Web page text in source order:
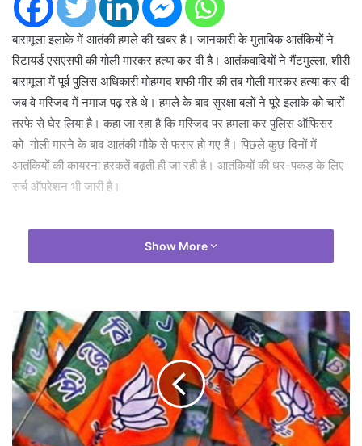
बारामूला इलाके में आतंकी हमले की खबर है। जानकारी के मुताबिक आतंकियों ने
रिटायर्ड एसएसपी की गोली मारकर हत्या कर दी है। आतंकवादियों ने गैंटमुल्ला, शीरी
बारामूला में पूर्व पुलिस अधिकारी मोहम्मद शफी मीर की तब गोली मारकर हत्या कर दी
जब वे मस्जिद में नमाज पढ़ रहे थे। हमले के बाद सुरक्षा बलों ने पूरे इलाके को चारों
तरफे से घेर लिया है। कहा जा रहा है कि मस्जिद पर हमला कर पुलिस ऑफिसर
को गोली मारने के बाद आतंकी मौके से फरार हो गए हैं। पिछले कुछ दिनों में
आतंकियों की कायरना हरकतें बढ़ती ही जा रही है। आतंकियों की धर-पकड़ के लिए
सर्च ऑपरेशन भी जारी है।
Show More